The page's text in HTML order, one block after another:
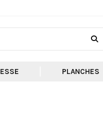
PLANCHES